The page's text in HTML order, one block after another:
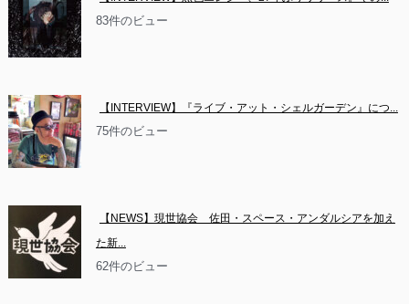
83件のビュー
【INTERVIEW】『ライブ・アット・シェルガーデン』につ...
75件のビュー
【NEWS】現世協会　佐田・スペース・アンダルシアを加え
た新...
62件のビュー